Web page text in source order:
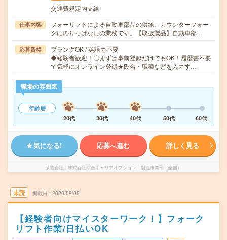
交通費規定内支給
仕事内容
フォーリフトによる自動車部品の供給。カウンターフォー
クにのりっぱなしの業務です。【取扱製品】自動車部…
応募資格
ブランクOK / 英語力不要
◆経験者歓迎！〇まずは事前登録だけでもOK！履歴書不要
で気軽にオンライン登録★氏名・職種などを入力す…
職場の雰囲気
年齢層
20代
30代 40代 50代 60代
気になる! 応募へ進む 詳しく見る
派遣会社 株式会社綜合キャリアオプション 製造事業部（全国）
未読 掲載日 2026/08/05
【経験者向けマイスターワーク！】フォーク
リフト作業/日払いOK